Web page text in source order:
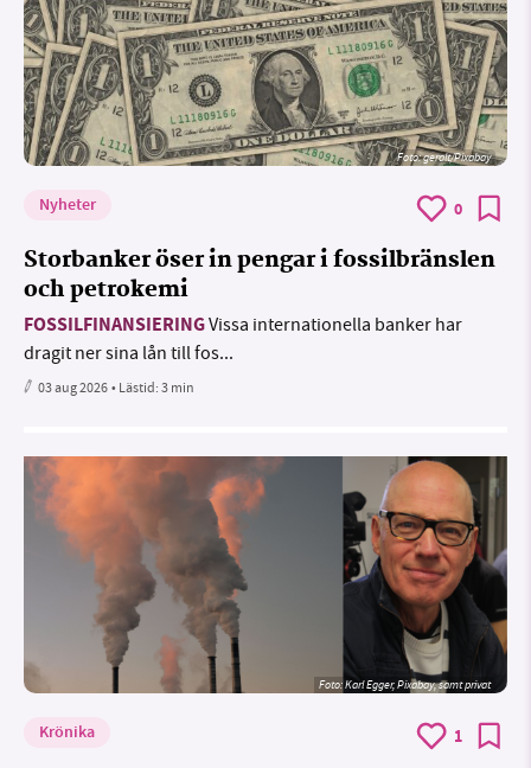
Foto:geralt/Pixabay
Nyheter 0
Storbanker öser in pengar i fossilbränslen
och petrokemi
FOSSILFINANSIERINGVissa internationella banker har
dragit ner sina lån till fos...
03 aug 2026• Lästid:3 min
Foto:Karl Egger, Pixabay, samt privat
Krönika 1